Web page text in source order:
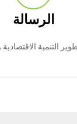
الرسالة
التنمية